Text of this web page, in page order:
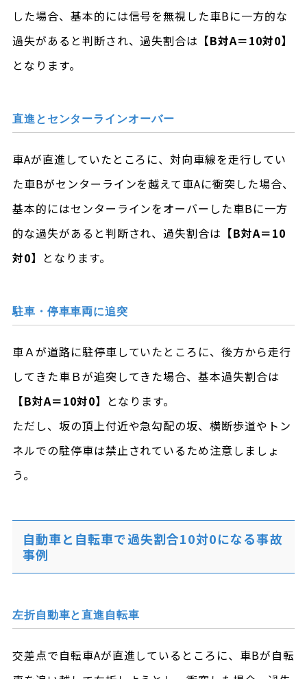
した場合、基本的には信号を無視した車Bに一方的な
過失があると判断され、過失割合は 【B対A＝10対0】
となります。
直進とセンターラインオーバー
車Aが直進していたところに、対向車線を走行してい
た車Bがセンターラインを越えて車Aに衝突した場合、
基本的にはセンターラインをオーバーした車Bに一方
的な過失があると判断され、過失割合は 【B対A＝10
対0】 となります。
駐車・停車車両に追突
車Ａが道路に駐停車していたところに、後方から走行
してきた車Ｂが追突してきた場合、基本過失割合は
【B対A＝10対0】 となります。
ただし、坂の頂上付近や急勾配の坂、横断歩道やトン
ネルでの駐停車は禁止されているため注意しましょ
う。
自動車と自転車で過失割合10対0になる事故
事例
左折自動車と直進自転車
交差点で自転車Aが直進しているところに、車Bが自転